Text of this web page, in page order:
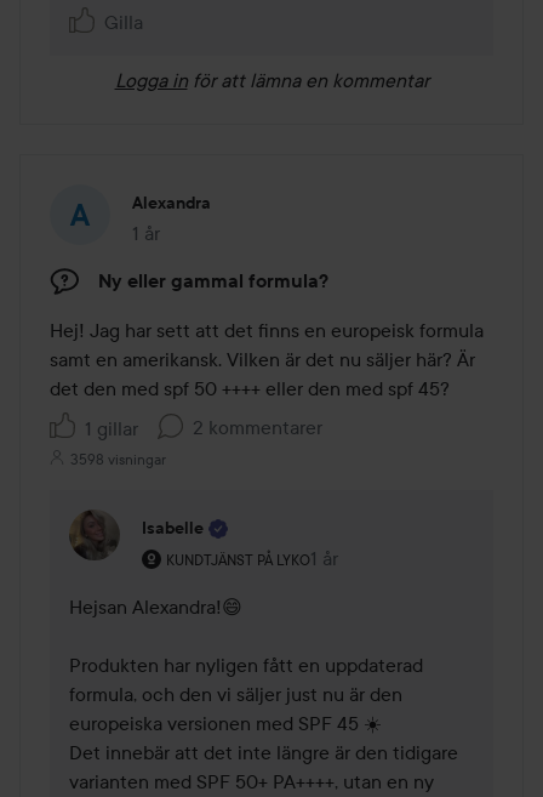
Gilla
Logga in för att lämna en kommentar
Alexandra
1 år
Inlägget skapades 1 år
Ny eller gammal formula?
Hej! Jag har sett att det finns en europeisk formula
samt en amerikansk. Vilken är det nu säljer här? Är
det den med spf 50 ++++ eller den med spf 45?
1 gillar
2 kommentarer
3598 visningar
Isabelle
KUNDTJÄNST PÅ LYKO
Användarens roll: Kundtjänst på Lyko.
1 år
Kommentaren lades 1 år
Hejsan Alexandra!😄
Produkten har nyligen fått en uppdaterad
formula, och den vi säljer just nu är den
europeiska versionen med SPF 45 ☀️
Det innebär att det inte längre är den tidigare
varianten med SPF 50+ PA++++, utan en ny